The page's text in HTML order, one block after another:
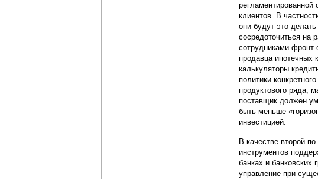
регламентированной
клиентов. В
они будут это
сосредоточиться на
сотрудниками
продавца ипотечных
калькуляторы
политики
продуктового ряда,
поставщик должен
быть меньше
инвестицией.
В качестве второй
инструментов
банках и
управление при